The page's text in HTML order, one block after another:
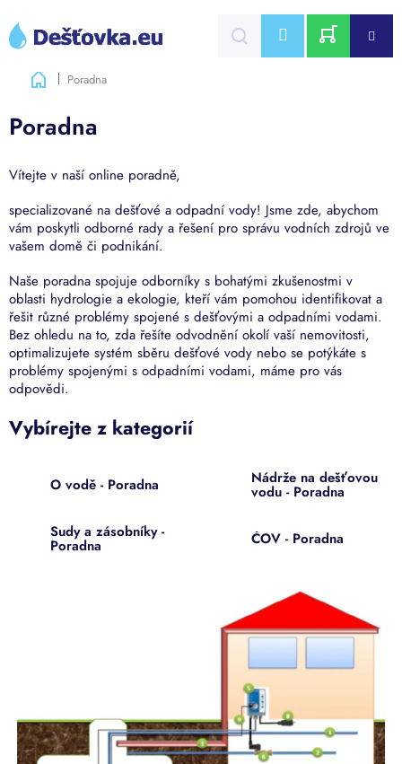
obsah
CZK
NÁKUPNÍ
DomůPoradna
Poradna
Vítejte v naší online poradně,
specializované na dešťové a odpadní vody! Jsme zde, abychom
vám poskytli odborné rady a řešení pro správu vodních zdrojů ve
vašem domě či podnikání.
Naše poradna spojuje odborníky s bohatými zkušenostmi v
oblasti hydrologie a ekologie, kteří vám pomohou identifikovat a
řešit různé problémy spojené s dešťovými a odpadními vodami.
Bez ohledu na to, zda řešíte odvodnění okolí vaší nemovitosti,
optimalizujete systém sběru dešťové vody nebo se potýkáte s
problémy spojenými s odpadními vodami, máme pro vás
odpovědi.
Vybírejte z kategorií
O vodě - Poradna Nádrže na dešťovou
vodu - Poradna
Sudy a zásobníky -
Poradna ČOV - Poradna
á
n